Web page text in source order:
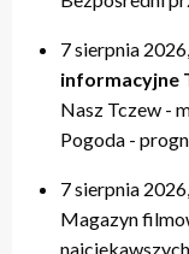
20:00 – relacje
21:40 – Pytania
22:00 – relacje
20:00 – relacje
21:40 – Opinie w
22:00 – relacje
19:40 –
20:00 – relacje
21:20 – Nasz
21:40 – KinoteTka
21:50 –
22:00 – relacje
19:50 – relacje
21:40 – Tczew
21:50 – relacje
17:40 – Powtórki
20:40 – relacje
7 sierpnia
informacyjne
Nasz Tczew -
Pogoda -
7 sierpnia
Magazyn